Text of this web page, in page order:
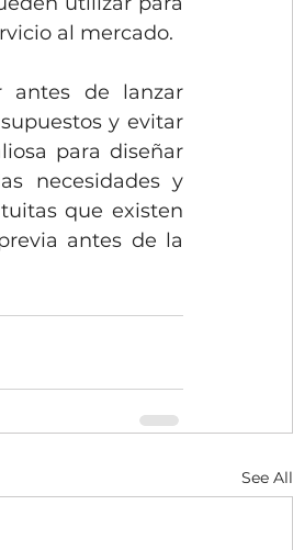
al mercado.
antes de lanzar
y evitar
para diseñar
necesidades y
que existen
antes de la
See All